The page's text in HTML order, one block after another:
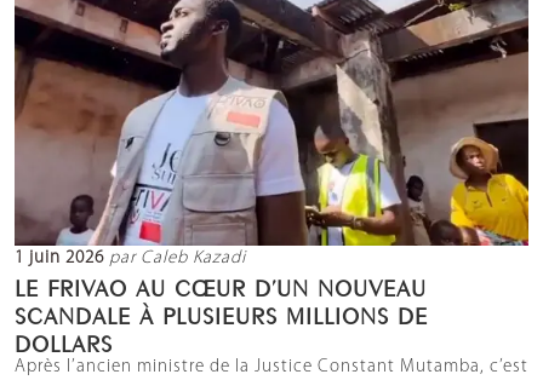
1 juin 2026 par Caleb Kazadi
LE FRIVAO AU CŒUR D’UN NOUVEAU
SCANDALE À PLUSIEURS MILLIONS DE
DOLLARS
Après l’ancien ministre de la Justice Constant Mutamba, c’est